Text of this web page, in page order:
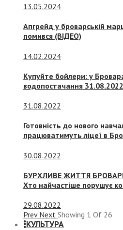
13.05.2024
Апгрейд у броварській
помився (ВІДЕО)
14.02.2024
Купуйте бойлери: у
водопостачання
31.08.2022
Готовність до нового
працюватимуть ліцеї в
30.08.2022
БУРХЛИВЕ ЖИТТЯ
Хто найчастіше порушує
29.08.2022
Prev Next Showing 1 Of 26
КУЛЬТУРА